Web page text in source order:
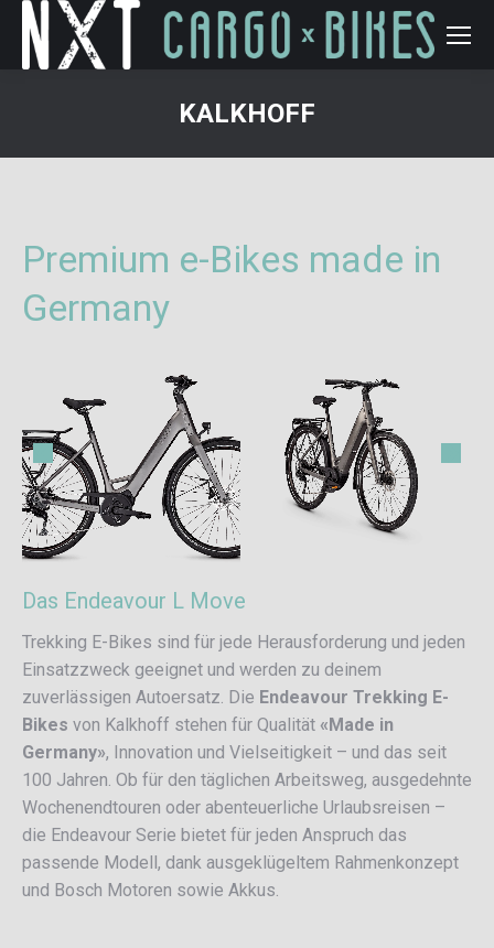
KALKHOFF
Premium e-Bikes made in
Germany
Das Endeavour L Move
Trekking E-Bikes sind für jede Herausforderung und jeden
Einsatzzweck geeignet und werden zu deinem
zuverlässigen Autoersatz. Die Endeavour Trekking E-
Bikes von Kalkhoff stehen für Qualität «Made in
Germany», Innovation und Vielseitigkeit – und das seit
100 Jahren. Ob für den täglichen Arbeitsweg, ausgedehnte
Wochenendtouren oder abenteuerliche Urlaubsreisen –
die Endeavour Serie bietet für jeden Anspruch das
passende Modell, dank ausgeklügeltem Rahmenkonzept
und Bosch Motoren sowie Akkus.